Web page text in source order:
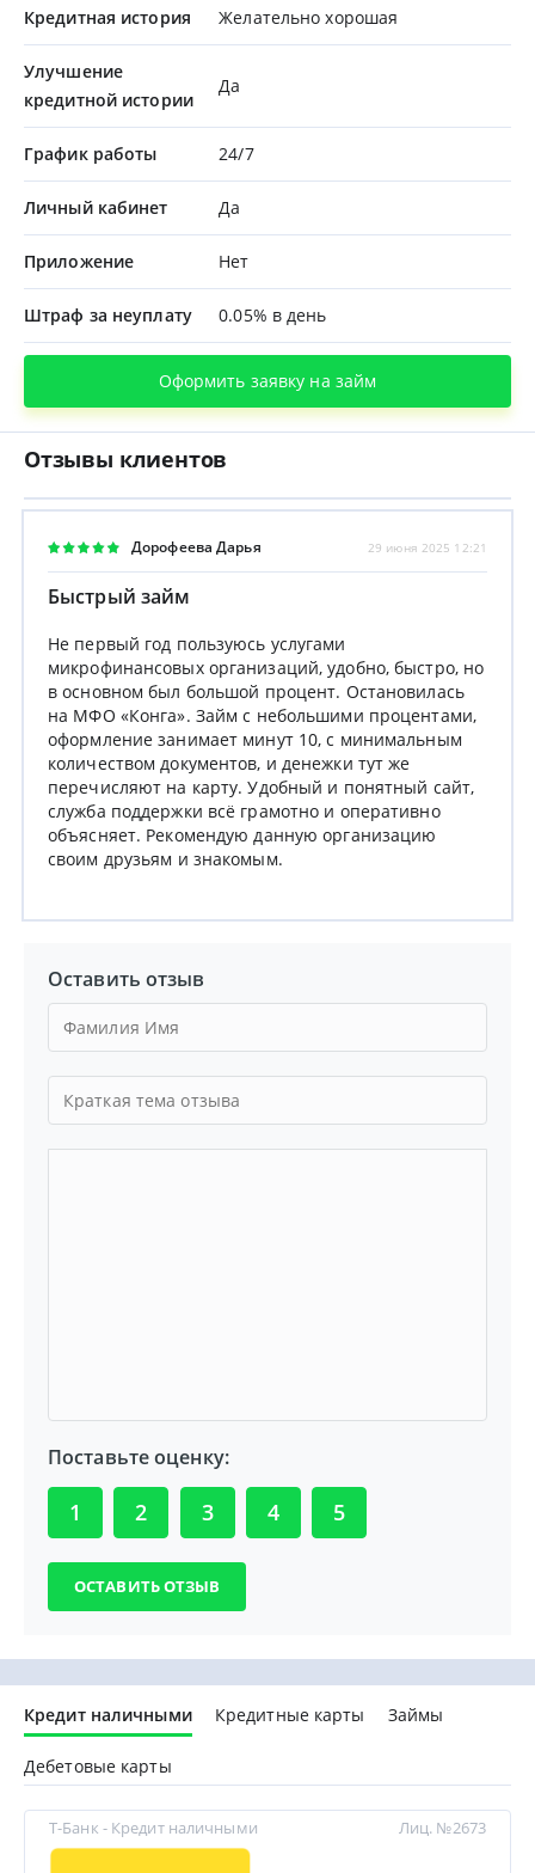
Кредитная история Желательно хорошая
Улучшение
кредитной истории
Да
График работы 24/7
Личный кабинет Да
Приложение Нет
Штраф за неуплату 0.05% в день
Оформить заявку на займ
Отзывы клиентов
Дорофеева Дарья 29 июня 2025 12:21
Быстрый займ
Не первый год пользуюсь услугами
микрофинансовых организаций, удобно, быстро, но
в основном был большой процент. Остановилась
на МФО «Конга». Займ с небольшими процентами,
оформление занимает минут 10, с минимальным
количеством документов, и денежки тут же
перечисляют на карту. Удобный и понятный сайт,
служба поддержки всё грамотно и оперативно
объясняет. Рекомендую данную организацию
своим друзьям и знакомым.
Оставить отзыв
Поставьте оценку:
1 2 3 4 5
Кредит наличными Кредитные карты Займы
Дебетовые карты
Т-Банк - Кредит наличными Лиц. №2673